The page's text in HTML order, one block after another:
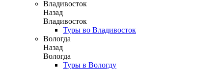
Владивосток
Назад
Владивосток
Туры во Владивосток
Вологда
Назад
Вологда
Туры в Вологду